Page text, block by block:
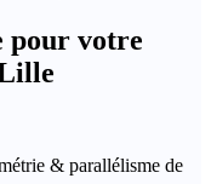
pour votre
& parallélisme de